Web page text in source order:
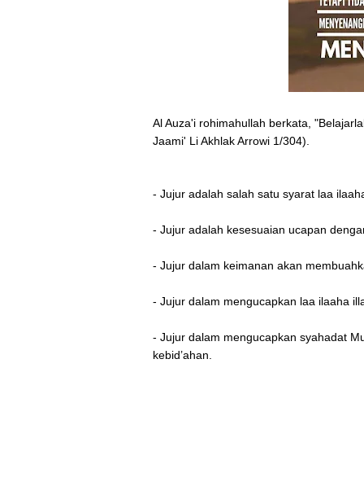
Al Auza'i rohimahullah berkata,
Jaami' Li Akhlak Arrowi 1/304).
- Jujur adalah salah satu syarat laa
- Jujur adalah kesesuaian ucapan
- Jujur dalam keimanan akan
- Jujur dalam mengucapkan laa ilaaha
- Jujur dalam mengucapkan syahadat
kebid’ahan.